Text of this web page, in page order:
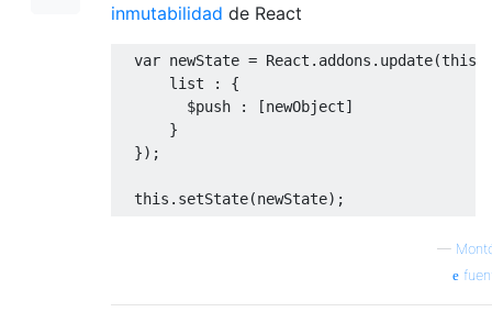
inmutabilidad de React
var newState = React . addons . update(this
      list
:
{
        $push
: [newObject]
}
});
this . setState(newState);
—